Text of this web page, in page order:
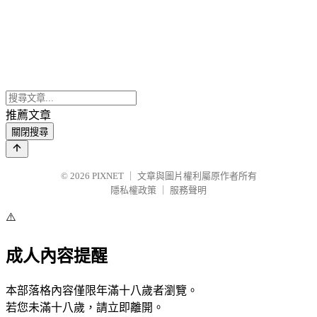
推薦文章
關閉搜尋
© 2026 PIXNET
文章與圖片權利屬原作者所有
隱私權政策
服務聲明
⚠️
成人內容提醒
本部落格內容僅限年滿十八歲者瀏覽。
若您未滿十八歲，請立即離開。